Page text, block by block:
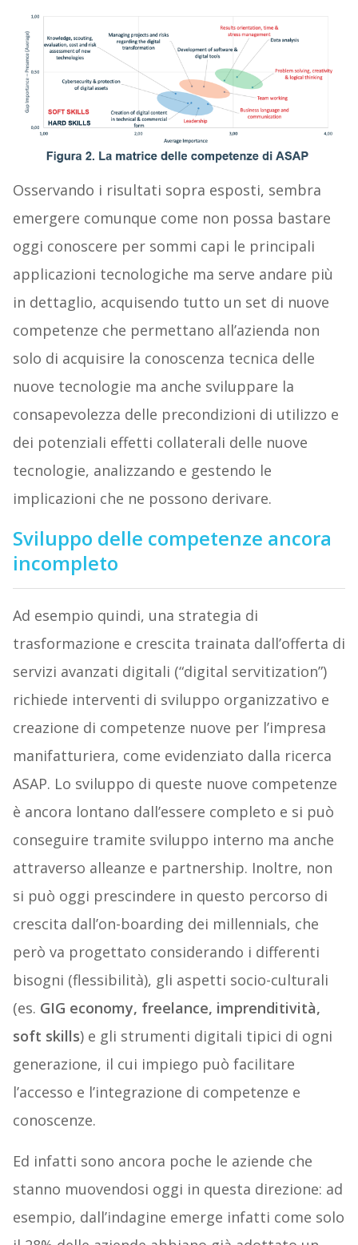
Osservando i risultati sopra esposti, sembra
emergere comunque come non possa bastare
oggi conoscere per sommi capi le principali
applicazioni tecnologiche ma serve andare più
in dettaglio, acquisendo tutto un set di nuove
competenze che permettano all’azienda non
solo di acquisire la conoscenza tecnica delle
nuove tecnologie ma anche sviluppare la
consapevolezza delle precondizioni di utilizzo e
dei potenziali effetti collaterali delle nuove
tecnologie, analizzando e gestendo le
implicazioni che ne possono derivare.
Sviluppo delle competenze ancora
incompleto
Ad esempio quindi, una strategia di
trasformazione e crescita trainata dall’offerta di
servizi avanzati digitali (“digital servitization”)
richiede interventi di sviluppo organizzativo e
creazione di competenze nuove per l’impresa
manifatturiera, come evidenziato dalla ricerca
ASAP. Lo sviluppo di queste nuove competenze
è ancora lontano dall’essere completo e si può
conseguire tramite sviluppo interno ma anche
attraverso alleanze e partnership. Inoltre, non
si può oggi prescindere in questo percorso di
crescita dall’on-boarding dei millennials, che
però va progettato considerando i differenti
bisogni (flessibilità), gli aspetti socio-culturali
(es. GIG economy, freelance, imprenditività,
soft skills) e gli strumenti digitali tipici di ogni
generazione, il cui impiego può facilitare
l’accesso e l’integrazione di competenze e
conoscenze.
Ed infatti sono ancora poche le aziende che
stanno muovendosi oggi in questa direzione: ad
esempio, dall’indagine emerge infatti come solo